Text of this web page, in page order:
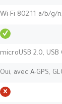
Wi-Fi 802.11 a/b/g/
microUSB 2.0, USB
Oui, avec A-GPS,